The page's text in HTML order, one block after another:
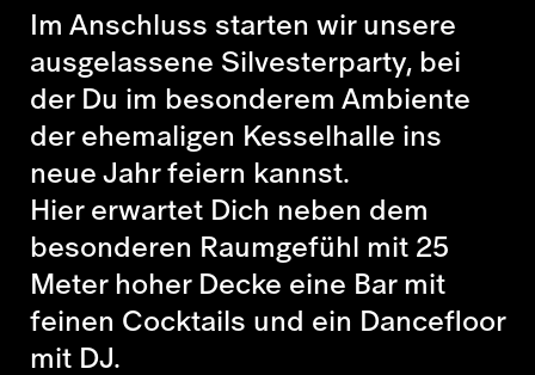
Im Anschluss starten wir unsere
ausgelassene Silvesterparty, bei
der Du im besonderem Ambiente
der ehemaligen Kesselhalle ins
neue Jahr feiern kannst.
Hier erwartet Dich neben dem
besonderen Raumgefühl mit 25
Meter hoher Decke eine Bar mit
feinen Cocktails und ein Dancefloor
mit DJ.